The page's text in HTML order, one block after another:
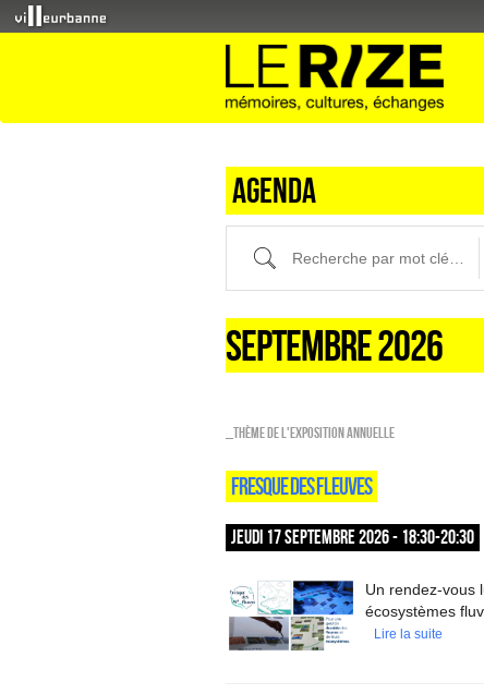
Agenda
Recherche par mot clé (ici) et / ou
SEPTEMBRE 2026
_Thème de l'exposition annuelle
FRESQUE DES FLEUVES
JEUDI 17 SEPTEMBRE 2026 - 18:30-20:30
Un rendez-vous
écosystèmes
Lire la suite